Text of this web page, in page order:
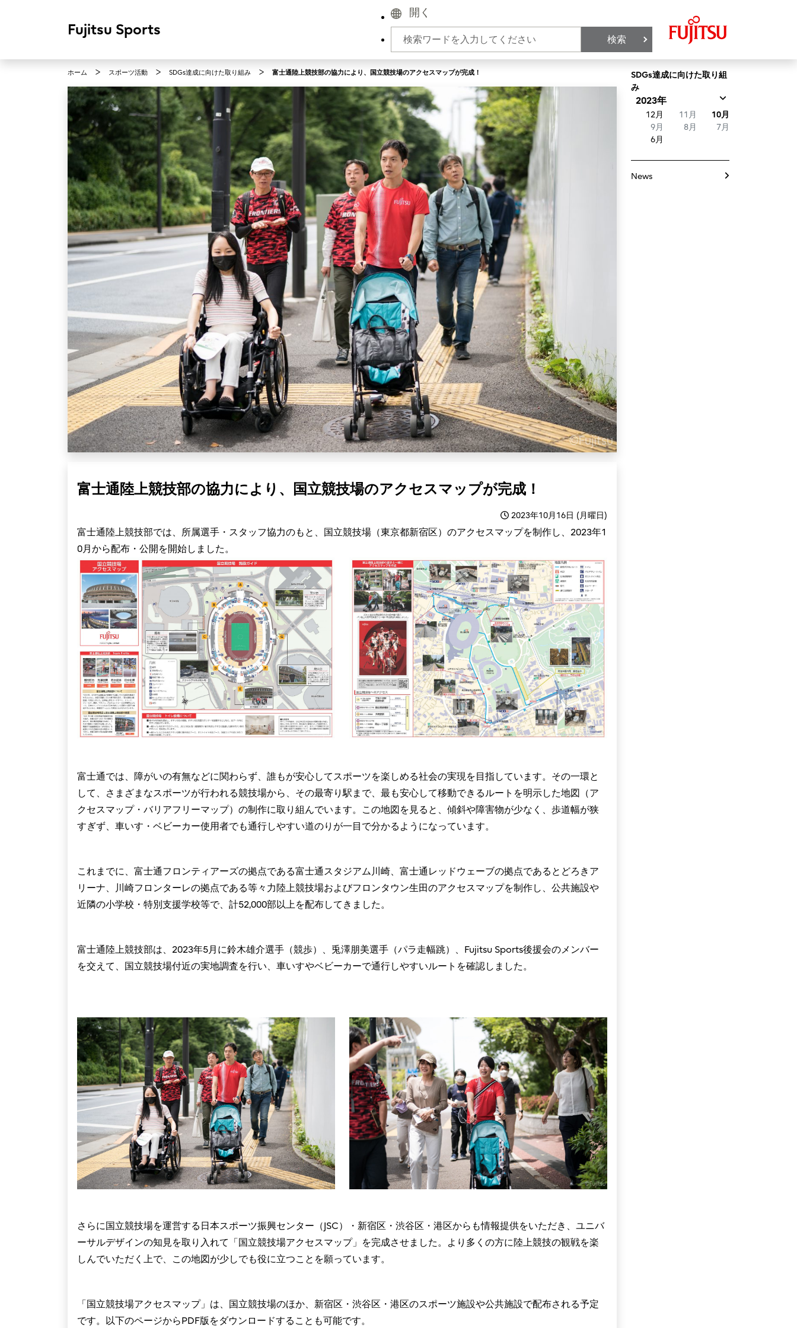
Fujitsu Sports
開く
検索
ホーム スポーツ活動 SDGs達成に向けた取り組み 富士通陸上競技部の協力により、国立競技場のアクセスマップが完成！
富士通陸上競技部の協力により、国立競技場のアクセスマップが完成！
2023年10月16日 (月曜日)
富士通陸上競技部では、所属選手・スタッフ協力のもと、国立競技場（東京都新宿区）のアクセスマップを制作し、2023年1
0月から配布・公開を開始しました。
富士通では、障がいの有無などに関わらず、誰もが安心してスポーツを楽しめる社会の実現を目指しています。その一環と
して、さまざまなスポーツが行われる競技場から、その最寄り駅まで、最も安心して移動できるルートを明示した地図（ア
クセスマップ・バリアフリーマップ）の制作に取り組んでいます。この地図を見ると、傾斜や障害物が少なく、歩道幅が狭
すぎず、車いす・ベビーカー使用者でも通行しやすい道のりが一目で分かるようになっています。
これまでに、富士通フロンティアーズの拠点である富士通スタジアム川崎、富士通レッドウェーブの拠点であるとどろきア
リーナ、川崎フロンターレの拠点である等々力陸上競技場およびフロンタウン生田のアクセスマップを制作し、公共施設や
近隣の小学校・特別支援学校等で、計52,000部以上を配布してきました。
富士通陸上競技部は、2023年5月に鈴木雄介選手（競歩）、兎澤朋美選手（パラ走幅跳）、Fujitsu Sports後援会のメンバー
を交えて、国立競技場付近の実地調査を行い、車いすやベビーカーで通行しやすいルートを確認しました。
さらに国立競技場を運営する日本スポーツ振興センター（JSC）・新宿区・渋谷区・港区からも情報提供をいただき、ユニバ
ーサルデザインの知見を取り入れて「国立競技場アクセスマップ」を完成させました。より多くの方に陸上競技の観戦を楽
しんでいただく上で、この地図が少しでも役に立つことを願っています。
「国立競技場アクセスマップ」は、国立競技場のほか、新宿区・渋谷区・港区のスポーツ施設や公共施設で配布される予定
です。以下のページからPDF版をダウンロードすることも可能です。
SDGs達成に向けた取り組
み
2023年
12月 11月
10月
9月
8月
7月
6月
News